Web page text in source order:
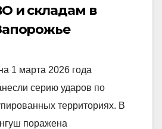
и складам в
1 марта 2026 года
серию ударов по
территориях. В
поражена